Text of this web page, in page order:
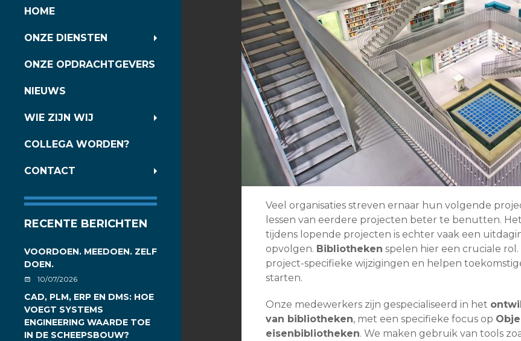
SPRING
INHOUD
HOME
ONZE DIENSTEN
ONZE OPDRACHTGEVERS
NIEUWS
WIE ZIJN WIJ
COLLEGA WORDEN?
CONTACT
RECENTE BERICHTEN
VOORDOEN. MEEDOEN. ZELF
DOEN.
10/07/2026
CAD, PLM, ERP EN DMS: HOE
VOEGT SYSTEMS
ENGINEERING WAARDE TOE
IN DE SCHEEPSBOUW?
Veel organisaties streven ernaar hun volgende
lessen van eerdere projecten beter te benutten.
tijdens lopende projecten is echter vaak een
opvolgen. Bibliotheken spelen hier een cruciale
project-specifieke wijzigingen en helpen
starten.
Onze medewerkers zijn gespecialiseerd in het
van bibliotheken, met een specifieke focus op
eisenbibliotheken. We maken gebruik van tools